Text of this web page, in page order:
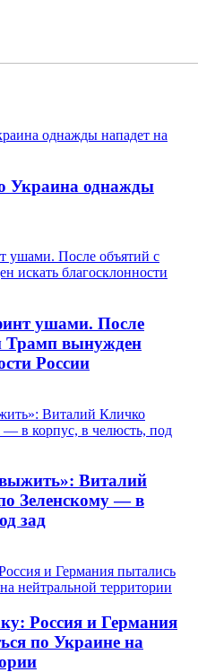
Украина однажды
ушами. После
Трамп вынужден
России
Виталий
Зеленскому — в
зад
Россия и Германия
по Украине на